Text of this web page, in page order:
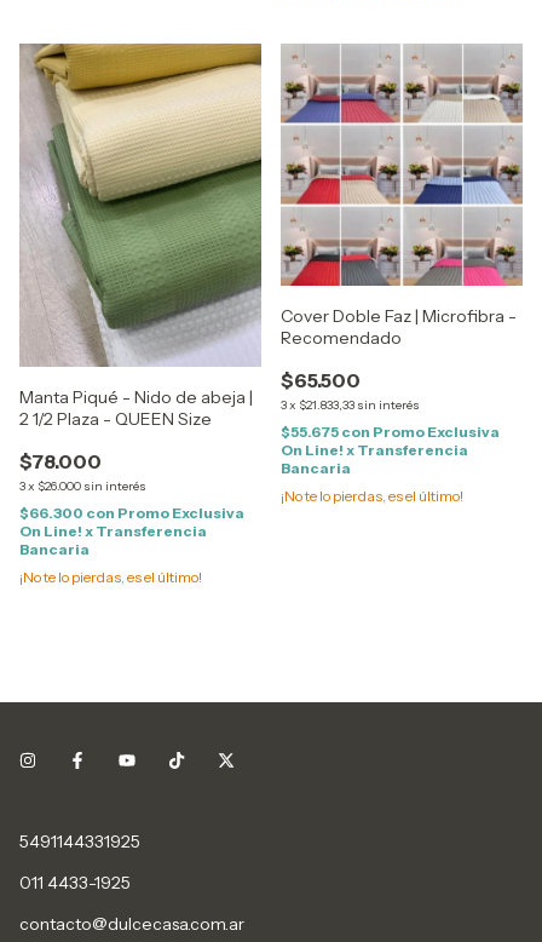
Manta Piqué - Nido de abeja |
2 1/2 Plaza - QUEEN Size
$78.000
3x $26.000 sin interés
$66.300 con Promo Exclusiva
On Line! x Transferencia
Bancaria
¡No te lo pierdas, es el último!
Cover Doble Faz | Microfibra -
Recomendado
$65.500
3x $21.833,33 sin interés
$55.675 con Promo Exclusiva
On Line! x Transferencia
Bancaria
¡No te lo pierdas, es el último!
5491144331925
011 4433-1925
contacto@dulcecasa.com.ar